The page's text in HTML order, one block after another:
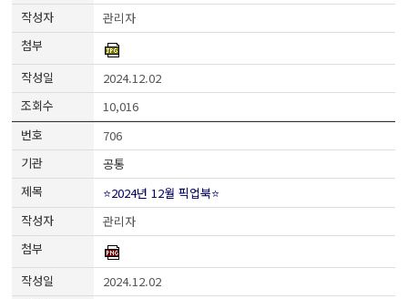
관리자
2024.12.02
10,016
706
공통
⭐2024년 12월 픽업북⭐
관리자
2024.12.02